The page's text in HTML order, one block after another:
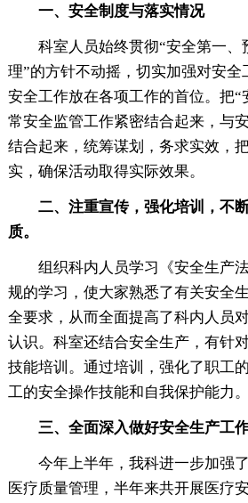
一、安全制度与落实情况
科室人员始终贯彻“安全第一、
理”的方针不动摇，切实加强对安
安全工作放在各项工作的首位。把“
常安全监管工作紧密结合起来，与
结合起来，统筹谋划，务求实效，
实，确保活动取得实际效果。
二、注重宣传，强化培训，不
质。
组织科内人员学习《安全生产
规的学习，使大家熟悉了有关安全
全要求，从而全面提高了科内人员
认识。科室还结合安全生产，有针
技能培训。通过培训，强化了职工
工的安全操作技能和自我保护能力。
三、全面深入做好安全生产工
今年上半年，我科进一步加强
医疗质量管理，半年来共开展医疗